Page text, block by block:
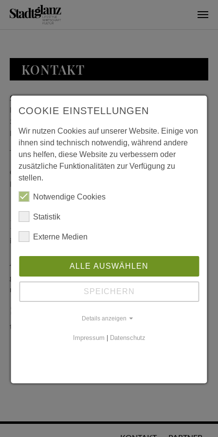
KONTAKT
Stadtglanz / mediaworld GmbH
Bankplatz 8
38100 Braunschweig
Deutschland
Telefon: 0531 482010-20
Geschäftszeiten: Montag bis Donnerstag 08:00 bis 18:00;
Freitag 08:00 bis 15:00
Redaktionelle Anfragen
info@stadtglanz.de
Anzeigen-Service
graen@mediaworldgmbh.deoder
meyer@mediaworldgmbh.de
tipps@stadtglanz.de
COOKIE EINSTELLUNGEN
Wir nutzen Cookies auf unserer Website. Einige von
ihnen sind technisch notwendig, während andere
uns helfen, diese Website zu verbessern oder
zusätzliche Funktionalitäten zur Verfügung zu
stellen.
Notwendige Cookies
Statistik
Externe Medien
ALLE AUSWÄHLEN
SPEICHERN
Details anzeigen
Impressum | Datenschutz